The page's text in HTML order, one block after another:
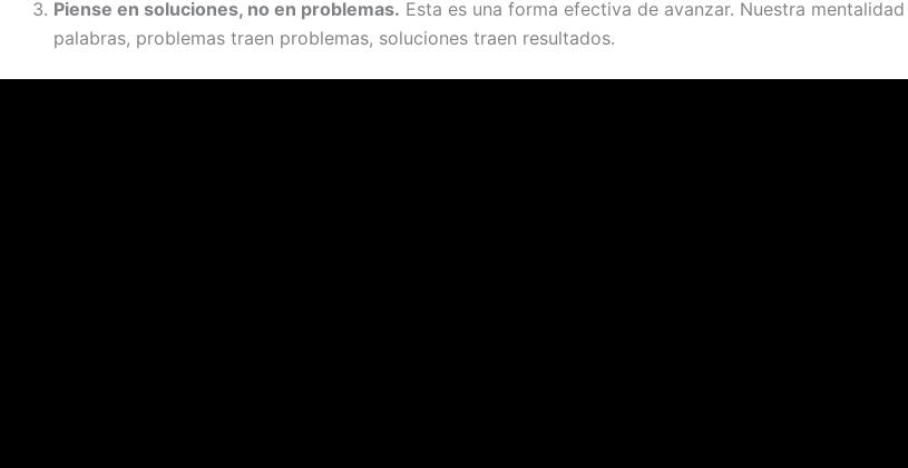
Piense en soluciones, no en problemas. Esta es una forma efectiva de avanzar. Nuestra
palabras, problemas traen problemas, soluciones traen resultados.